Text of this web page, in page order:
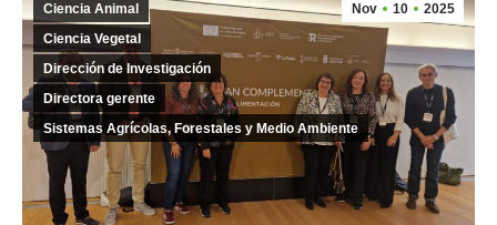
Nov 10 2025
Ciencia Animal
Ciencia Vegetal
Dirección de Investigación
Directora gerente
Sistemas Agrícolas, Forestales y Medio Ambiente